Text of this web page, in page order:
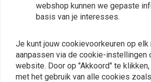
levertijden,
algemene
één van de
webshop kunnen we gepaste
basis van je interesses.
Je kunt jouw cookievoorkeuren op elk
aanpassen via de cookie-instellingen
website. Door op "Akkoord" te
met het gebruik van alle cookies